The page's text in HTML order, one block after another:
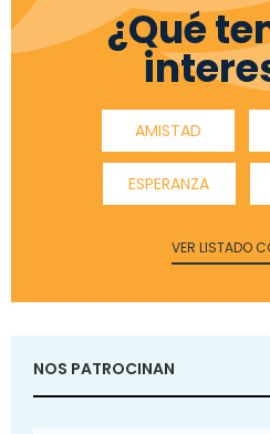
¿Qué
AMISTAD
ESPERANZA
VER LISTADO
NOS PATROCINAN